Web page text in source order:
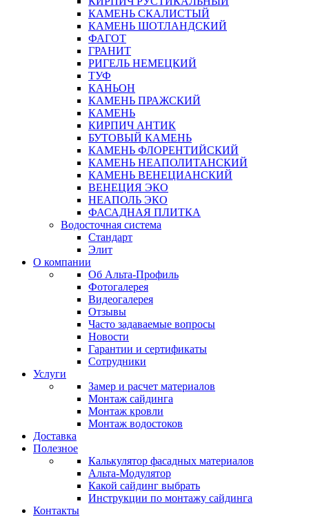
КАМЕНЬ СКАЛИСТЫЙ
КАМЕНЬ ШОТЛАНДСКИЙ
ФАГОТ
ГРАНИТ
РИГЕЛЬ НЕМЕЦКИЙ
ТУФ
КАНЬОН
КАМЕНЬ ПРАЖСКИЙ
КАМЕНЬ
КИРПИЧ АНТИК
БУТОВЫЙ КАМЕНЬ
КАМЕНЬ ФЛОРЕНТИЙСКИЙ
КАМЕНЬ НЕАПОЛИТАНСКИЙ
КАМЕНЬ ВЕНЕЦИАНСКИЙ
ВЕНЕЦИЯ ЭКО
НЕАПОЛЬ ЭКО
ФАСАДНАЯ ПЛИТКА
Водосточная система
Стандарт
Элит
О компании
Об Альта-Профиль
Фотогалерея
Видеогалерея
Отзывы
Часто задаваемые вопросы
Новости
Гарантии и сертификаты
Сотрудники
Услуги
Замер и расчет материалов
Монтаж сайдинга
Монтаж кровли
Монтаж водостоков
Доставка
Полезное
Калькулятор фасадных материалов
Альта-Модулятор
Какой сайдинг выбрать
Инструкции по монтажу сайдинга
Контакты